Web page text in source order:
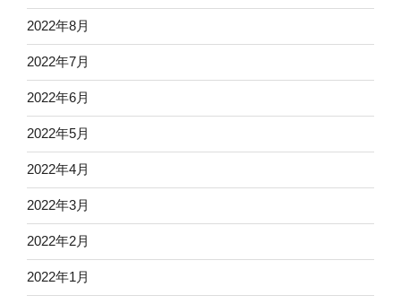
2022年8月
2022年7月
2022年6月
2022年5月
2022年4月
2022年3月
2022年2月
2022年1月